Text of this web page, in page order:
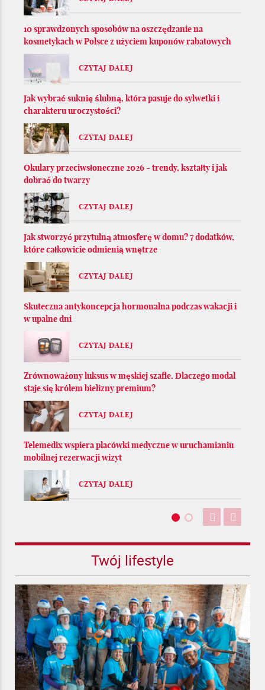
10 sprawdzonych sposobów na oszczędzanie na
kosmetykach w Polsce z użyciem kuponów rabatowych
CZYTAJ DALEJ
Jak wybrać suknię ślubną, która pasuje do sylwetki i
charakteru uroczystości?
CZYTAJ DALEJ
Okulary przeciwsłoneczne 2026 - trendy, kształty i jak
dobrać do twarzy
CZYTAJ DALEJ
Jak stworzyć przytulną atmosferę w domu? 7 dodatków,
które całkowicie odmienią wnętrze
CZYTAJ DALEJ
Skuteczna antykoncepcja hormonalna podczas wakacji i
w upalne dni
CZYTAJ DALEJ
Zrównoważony luksus w męskiej szafie. Dlaczego modal
staje się królem bielizny premium?
CZYTAJ DALEJ
Telemedix wspiera placówki medyczne w uruchamianiu
mobilnej rezerwacji wizyt
CZYTAJ DALEJ
Twój lifestyle